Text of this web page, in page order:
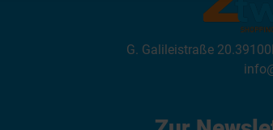
G. Galileistraße 20.39100